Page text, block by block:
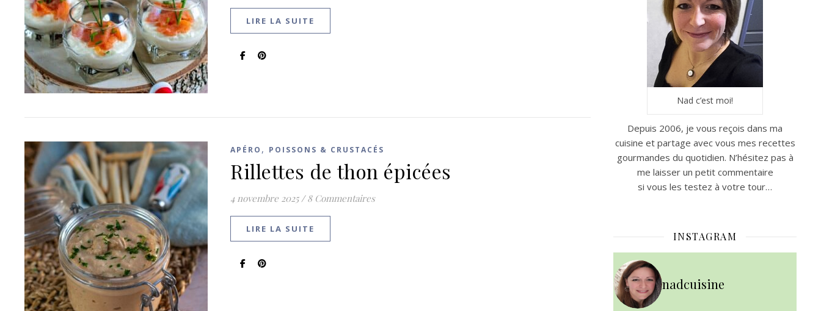
LIRE LA SUITE
APÉRO , POISSONS & CRUSTACÉS
Rillettes de thon épicées
4 novembre 2025 / 8 Commentaires
LIRE LA SUITE
Nad c’est moi!
Depuis 2006, je vous reçois dans ma
cuisine et partage avec vous mes recettes
gourmandes du quotidien. N’hésitez pas à
me laisser un petit commentaire
si vous les testez à votre tour…
INSTAGRAM
nadcuisine